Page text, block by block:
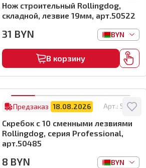
Нож строительный Rollingdog,
складной, лезвие 19мм, арт.50522
31 BYN BYN
В корзину
Предзаказ 18.08.2026 Арт.: 50485
Скребок с 10 сменными лезвиями
Rollingdog, серия Professional,
арт.50485
8 BYN BYN